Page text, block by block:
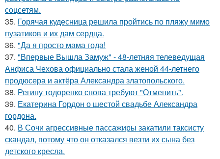
соцсетям.
35. Горячая кудесница решила пройтись по пляжу мимо
пузатиков и их дам сердца.
36. "Да я просто мама года!
37. "Впервые Вышла Замуж" - 48-летняя телеведущая
Анфиса Чехова официально стала женой 44-летнего
продюсера и актёра Александра златопольского.
38. Регину тодоренко снова требуют "Отменить".
39. Екатерина Гордон о шестой свадьбе Александра
гордона.
40. В Сочи агрессивные пассажиры закатили таксисту
скандал, потому что он отказался везти их сына без
детского кресла.